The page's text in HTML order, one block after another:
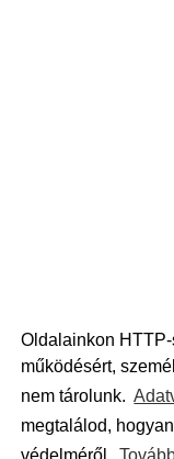
Oldalainkon
működésért,
nem tárolunk.
megtalálod,